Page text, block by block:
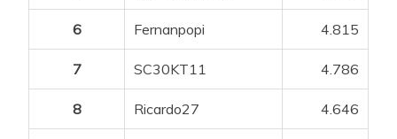
6 Fernanpopi 4.815
7 SC30KT11 4.786
8 Ricardo27 4.646